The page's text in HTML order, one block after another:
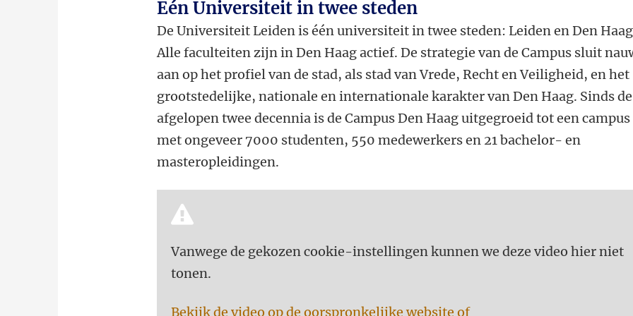
Eén Universiteit in twee steden
De Universiteit Leiden is één universiteit in twee steden: Leiden en Den
Alle faculteiten zijn in Den Haag actief. De strategie van de Campus sluit
aan op het profiel van de stad, als stad van Vrede, Recht en Veiligheid, en het
grootstedelijke, nationale en internationale karakter van Den Haag. Sinds de
afgelopen twee decennia is de Campus Den Haag uitgegroeid tot een campus
met ongeveer 7000 studenten, 550 medewerkers en 21 bachelor- en
masteropleidingen.
Vanwege de gekozen cookie-instellingen kunnen we deze video hier niet
tonen.
Bekijk de video op de oorspronkelijke website of